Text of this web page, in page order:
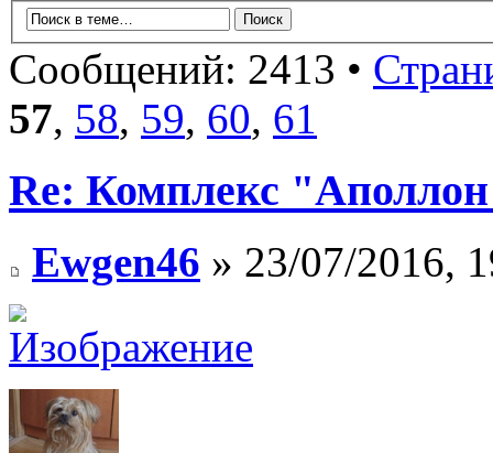
Сообщений: 2413 •
57, 58, 59, 60, 61
Re: Комплекс
Ewgen46 » 23/07/2016,